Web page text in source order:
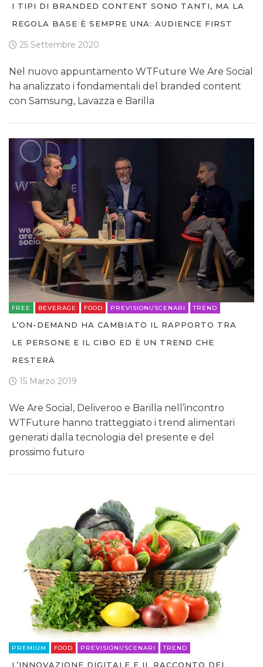
I TIPI DI BRANDED CONTENT SONO TANTI, MA LA
REGOLA BASE È SEMPRE UNA: AUDIENCE FIRST
25 Settembre 2020
Nel nuovo appuntamento WTFuture We Are Social
ha analizzato i fondamentali del branded content
con Samsung, Lavazza e Barilla
FREE BEVERAGE FOOD PREVISIONI/SCENARI TREND
L’ON-DEMAND HA CAMBIATO IL RAPPORTO TRA
LE PERSONE E IL CIBO ED È UN TREND CHE
RESTERÀ
15 Marzo 2019
We Are Social, Deliveroo e Barilla nell’incontro
WTFuture hanno tratteggiato i trend alimentari
generati dalla tecnologia del presente e del
prossimo futuro
PREMIUM FOOD PREVISIONI/SCENARI TREND
L’INNOVAZIONE DIGITALE E IL RACCONTO DEL